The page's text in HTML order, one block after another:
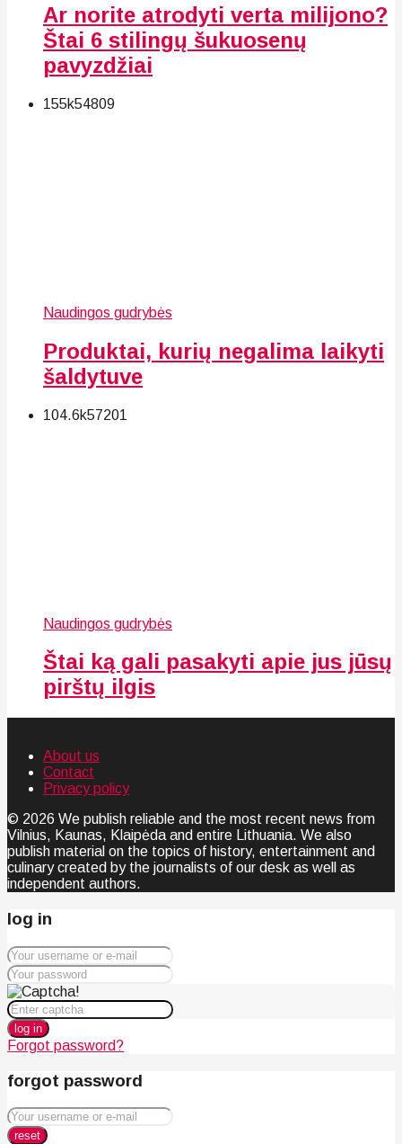
Ar norite atrodyti verta milijono?
Štai 6 stilingų šukuosenų
pavyzdžiai
155k54809
Naudingos gudrybės
Produktai, kurių negalima laikyti
šaldytuve
104.6k57201
Naudingos gudrybės
Štai ką gali pasakyti apie jus jūsų
pirštų ilgis
About us
Contact
Privacy policy
© 2026 We publish reliable and the most recent news from
Vilnius, Kaunas, Klaipėda and entire Lithuania. We also
publish material on the topics of history, entertainment and
culinary created by the journalists of our desk as well as
independent authors.
log in
log in
Forgot password?
forgot password
reset